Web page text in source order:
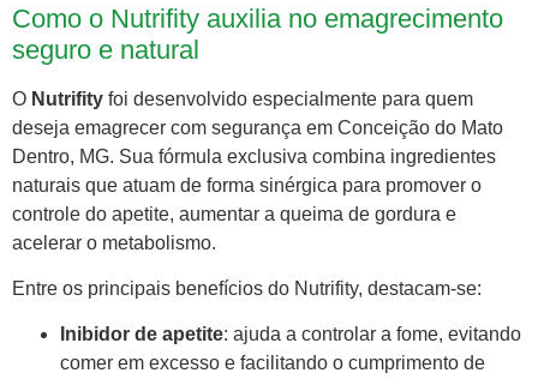
Como o Nutrifity auxilia no emagrecimento
seguro e natural
O Nutrifity foi desenvolvido especialmente para quem
deseja emagrecer com segurança em Conceição do Mato
Dentro, MG. Sua fórmula exclusiva combina ingredientes
naturais que atuam de forma sinérgica para promover o
controle do apetite, aumentar a queima de gordura e
acelerar o metabolismo.
Entre os principais benefícios do Nutrifity, destacam-se:
Inibidor de apetite: ajuda a controlar a fome, evitando
comer em excesso e facilitando o cumprimento de